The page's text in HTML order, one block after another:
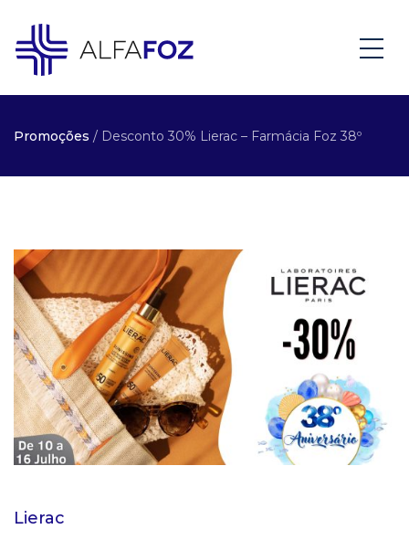
Promoções / Desconto 30% Lierac – Farmácia Foz 38º
Lierac